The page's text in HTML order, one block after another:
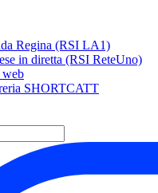
Regina (RSI LA1)
in diretta (RSI ReteUno)
SHORTCATT